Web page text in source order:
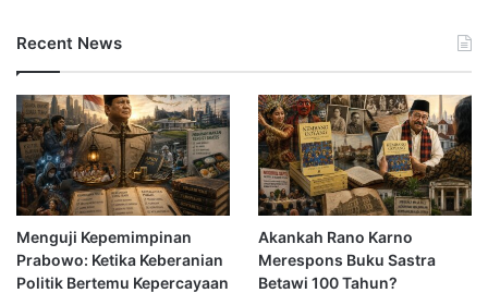
Recent News
Menguji Kepemimpinan
Prabowo: Ketika Keberanian
Politik Bertemu Kepercayaan
Akankah Rano Karno
Merespons Buku Sastra
Betawi 100 Tahun?